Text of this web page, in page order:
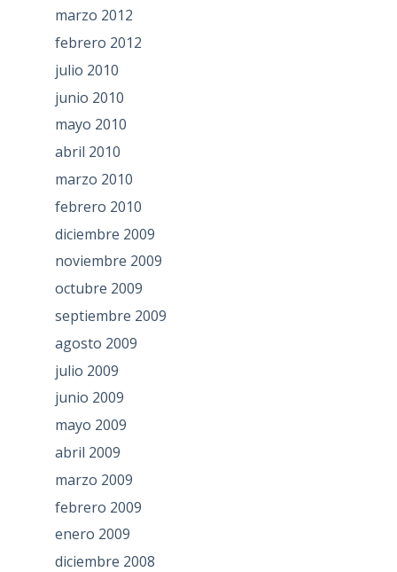
marzo 2012
febrero 2012
julio 2010
junio 2010
mayo 2010
abril 2010
marzo 2010
febrero 2010
diciembre 2009
noviembre 2009
octubre 2009
septiembre 2009
agosto 2009
julio 2009
junio 2009
mayo 2009
abril 2009
marzo 2009
febrero 2009
enero 2009
diciembre 2008